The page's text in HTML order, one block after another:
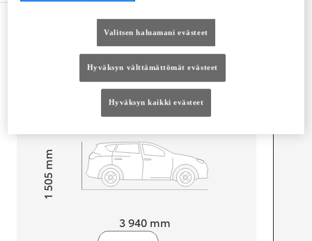
Tavaratilan tilavuus
3 940 mm
Korkeus1 505
mm
Valitsen haluamani evästeet
Hyväksyn välttämättömät evästeet
Hyväksyn kaikki evästeet